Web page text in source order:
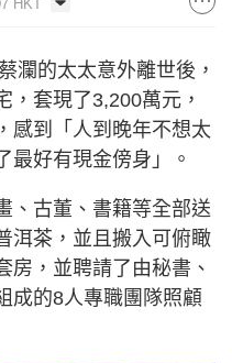
HKT
瀾的太太意外離世後，
，套現了3,200萬元，
感到「人到晚年不想太
最好有現金傍身」。
、古董、書籍等全部送
洱茶，並且搬入可俯瞰
房，並聘請了由秘書、
成的8人專職團隊照顧